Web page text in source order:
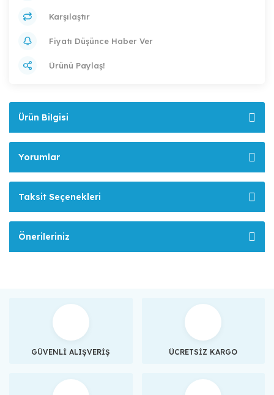
Karşılaştır
Fiyatı Düşünce Haber Ver
Ürünü Paylaş!
Ürün Bilgisi
Yorumlar
Taksit Seçenekleri
Önerileriniz
GÜVENLİ ALIŞVERİŞ ÜCRETSİZ KARGO